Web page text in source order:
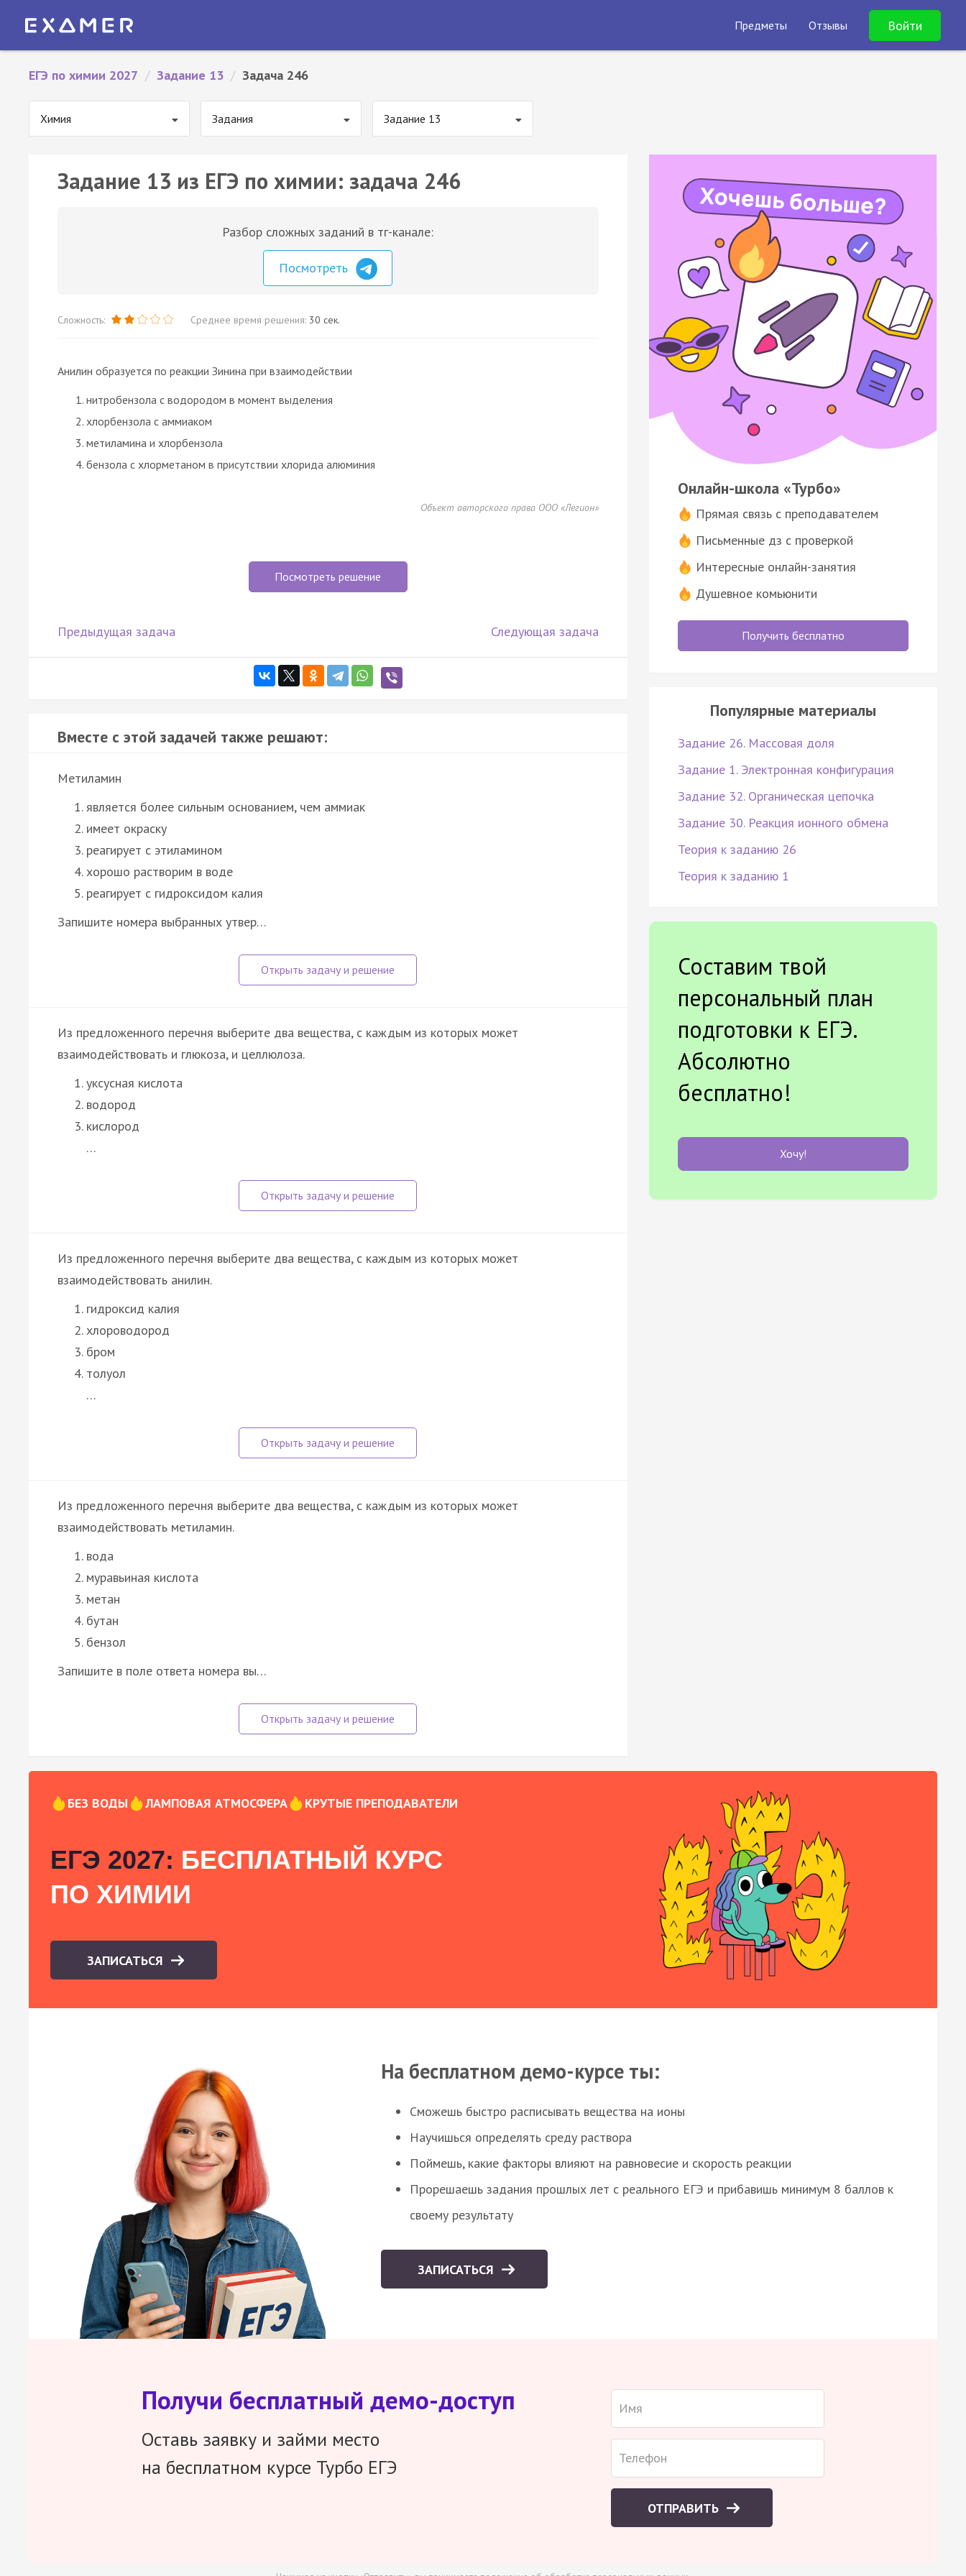
Предметы Отзывы Войти
ЕГЭ по химии 2027 / Задание 13 / Задача 246
Химия Задания Задание 13
Задание 13 из ЕГЭ по химии: задача 246
Разбор сложных заданий в тг-канале:
Посмотреть
Сложность: Среднее время решения: 30 сек.
Анилин образуется по реакции Зинина при взаимодействии
нитробензола с водородом в момент выделения
хлорбензола с аммиаком
метиламина и хлорбензола
бензола с хлорметаном в присутствии хлорида алюминия
Объект авторского права ООО «Легион»
Посмотреть решение
Предыдущая задача Следующая задача
Вместе с этой задачей также решают:
Метиламин
является более сильным основанием, чем аммиак
имеет окраску
реагирует с этиламином
хорошо растворим в воде
реагирует с гидроксидом калия
Запишите номера выбранных утвер…
Из предложенного перечня выберите два вещества, с каждым из которых может
взаимодействовать и глюкоза, и целлюлоза.
уксусная кислота
водород
кислород
…
Из предложенного перечня выберите два вещества, с каждым из которых может
взаимодействовать анилин.
гидроксид калия
хлороводород
бром
толуол
…
Из предложенного перечня выберите два вещества, с каждым из которых может
взаимодействовать метиламин.
вода
муравьиная кислота
метан
бутан
бензол
Запишите в поле ответа номера вы…
Онлайн-школа «Турбо»
Прямая связь с преподавателем
Письменные дз с проверкой
Интересные онлайн-занятия
Душевное комьюнити
Получить бесплатно
Популярные материалы
Задание 26. Массовая доля
Задание 1. Электронная конфигурация
Задание 32. Органическая цепочка
Задание 30. Реакция ионного обмена
Теория к заданию 26
Теория к заданию 1
Составим твой
персональный план
подготовки к ЕГЭ.
Абсолютно
бесплатно!
Хочу!
БЕЗ ВОДЫ ЛАМПОВАЯ АТМОСФЕРА КРУТЫЕ ПРЕПОДАВАТЕЛИ
ЕГЭ 2027: БЕСПЛАТНЫЙ КУРС
ПО ХИМИИ
ЗАПИСАТЬСЯ
На бесплатном демо-курсе ты:
Сможешь быстро расписывать вещества на ионы
Научишься определять среду раствора
Поймешь, какие факторы влияют на равновесие и скорость реакции
Прорешаешь задания прошлых лет с реального ЕГЭ и прибавишь минимум 8 баллов к
своему результату
ЗАПИСАТЬСЯ
Получи бесплатный демо-доступ
Оставь заявку и займи место
на бесплатном курсе Турбо ЕГЭ
ОТПРАВИТЬ